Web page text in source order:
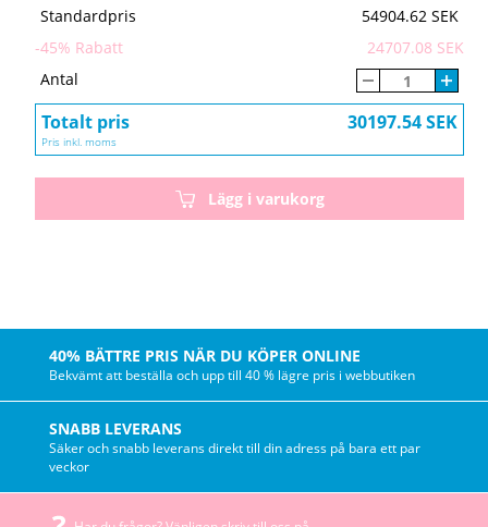
Standardpris
54904.62 SEK
-45% Rabatt
24707.08 SEK
Antal
Totalt pris 30197.54 SEK
Pris inkl. moms
Lägg i varukorg
40% BÄTTRE PRIS NÄR DU KÖPER ONLINE
Bekvämt att beställa och upp till 40 % lägre pris i webbutiken
SNABB LEVERANS
Säker och snabb leverans direkt till din adress på bara ett par
veckor